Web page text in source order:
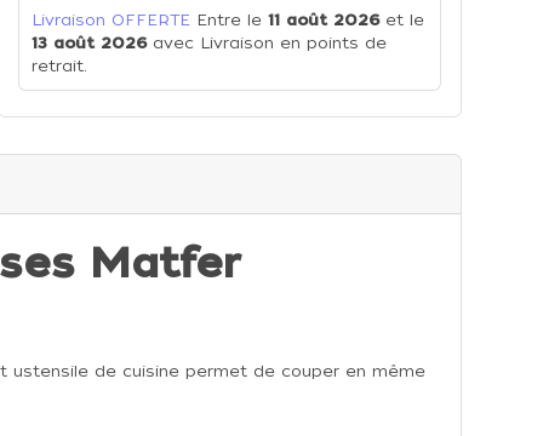
Livraison OFFERTE Entre le 11 août 2026et le
13 août 2026avec Livraison en points de
retrait.
Matfer
ustensile de cuisine permet de couper en même